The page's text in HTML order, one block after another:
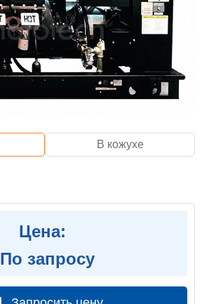
В кожухе
Цена:
По запросу